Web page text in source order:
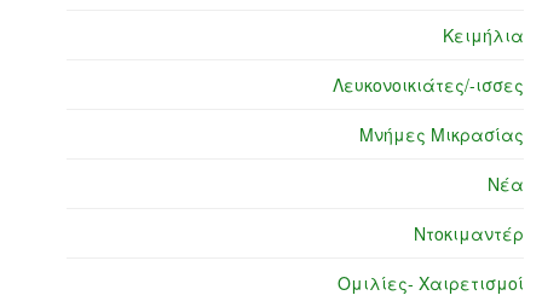
Κειμήλια
Λευκονοικιάτες/-ισσες
Μνήμες Μικρασίας
Νέα
Ντοκιμαντέρ
Ομιλίες- Χαιρετισμοί